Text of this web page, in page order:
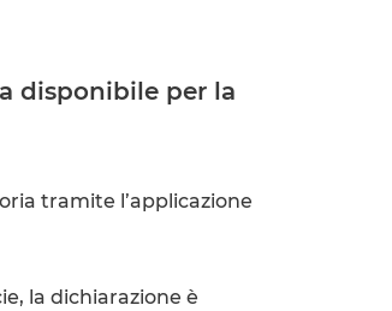
disponibile per la
tramite l’applicazione
la dichiarazione è